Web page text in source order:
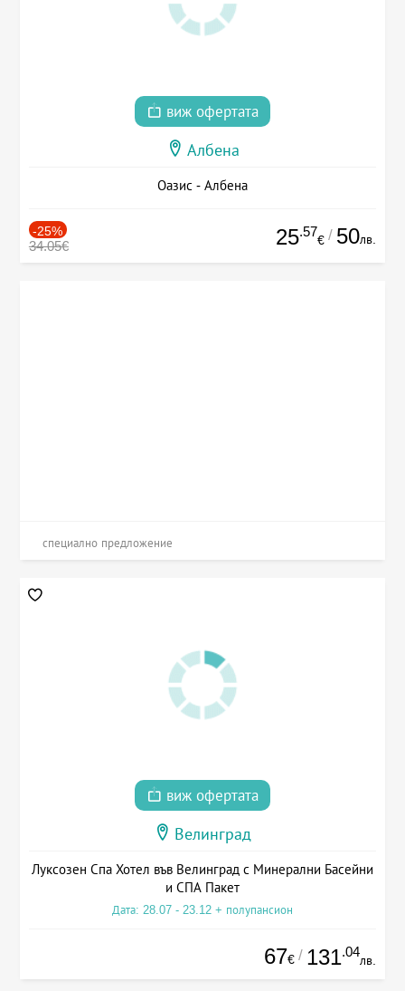
виж офертата
Албена
Оазис - Албена
-25%
34.05€ 25.57
€ / 50лв.
специално предложение
виж офертата
Велинград
Луксозен Спа Хотел във Велинград с Минерални Басейни
и СПА Пакет
Дата: 28.07 - 23.12 + полупансион
67€ / 131.04
лв.